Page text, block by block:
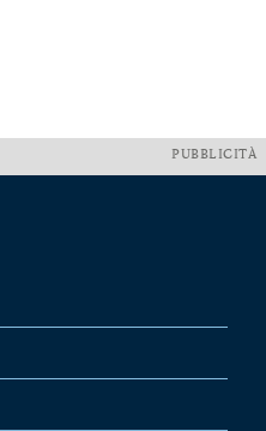
PUBBLICITÀ